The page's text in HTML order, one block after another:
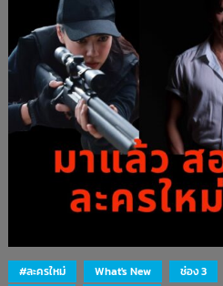
#ละครใหม่ What's New ช่อง 3